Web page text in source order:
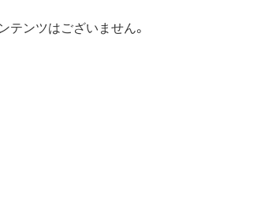
テンツはございません。